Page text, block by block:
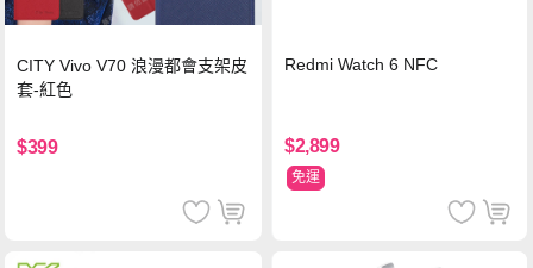
CITY Vivo V70 浪漫都會支架皮
套-紅色
$399
Redmi Watch 6 NFC
$2,899
免運